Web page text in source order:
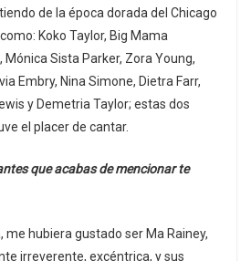
de la época dorada del Chicago
Koko Taylor, Big Mama
Sista Parker, Zora Young,
Embry, Nina Simone, Dietra Farr,
y Demetria Taylor; estas dos
el placer de cantar.
que acabas de mencionar te
me hubiera gustado ser Ma Rainey,
irreverente, excéntrica, y sus